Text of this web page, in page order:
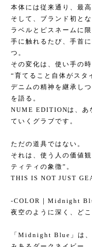
本体には従来通り、最
そして、ブランド初と
ラベルとピスネームに限
手に触れるたび、手首
つ。
その変化は、使い手の
“育てること自体がスタ
デニムの精神を継承し
を語る。
NUME EDITIONは、あ
ていくグラブです。
ただの道具ではない。
それは、使う人の価値
ティティの象徴”。
THIS IS NOT JUST
-COLOR｜Midnight
夜空のように深く、ど
「Midnight Blue」は